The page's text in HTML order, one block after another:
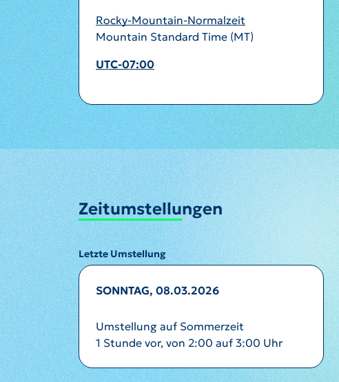
Rocky-Mountain-Normalzeit
Mountain Standard Time (MT)
UTC-07:00
Zeitumstellungen
Letzte Umstellung
SONNTAG, 08.03.2026
Umstellung auf Sommerzeit
1 Stunde vor, von 2:00 auf 3:00 Uhr